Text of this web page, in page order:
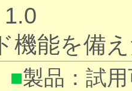
機能を備
■製品：試